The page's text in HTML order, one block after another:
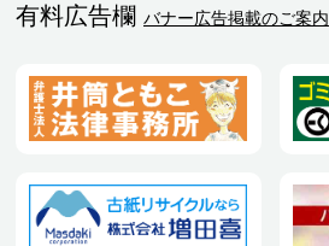
有料広告欄 バナー広告掲載のご案内